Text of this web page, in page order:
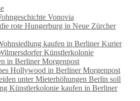
Vonovia
rote Hungerburg in Neue Zürcher
kaufen in Berliner Kurier
Künstlerkolonie
in Berliner Morgenpost
Hollywood in Berliner Morgenpost
unter Mieterhöhungen Berlin soll
Künstlerkolonie kaufen in Berliner